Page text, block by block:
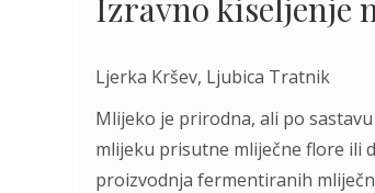
Izravno kiseljenje
Ljerka Kršev, Ljubica Tratnik
Mlijeko je prirodna, ali po
mlijeku prisutne mliječne flore ili
proizvodnja fermentiranih